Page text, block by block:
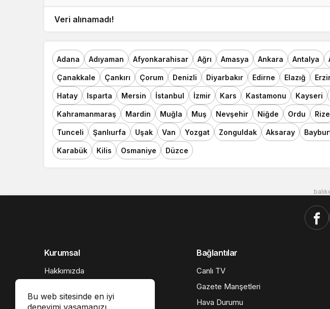
Veri alınamadı!
Adana Adıyaman Afyonkarahisar Ağrı Amasya Ankara Antalya
Çanakkale Çankırı Çorum Denizli Diyarbakır Edirne Elazığ
Hatay Isparta Mersin İstanbul İzmir Kars Kastamonu Kayseri
Kahramanmaraş Mardin Muğla Muş Nevşehir Niğde Ordu Rize
Tunceli Şanlıurfa Uşak Van Yozgat Zonguldak Aksaray
Karabük Kilis Osmaniye Düzce
Bu web sitesinde en iyi
deneyimi yaşamanızı
Kurumsal
Hakkımızda
Künye
Bağlantılar
Canlı TV
Gazete Manşetleri
Hava Durumu